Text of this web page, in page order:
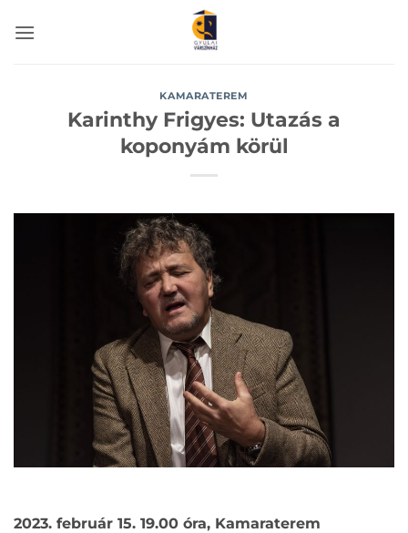
KAMARATEREM
Karinthy Frigyes: Utazás a
koponyám körül
2023. február 15. 19.00 óra, Kamaraterem